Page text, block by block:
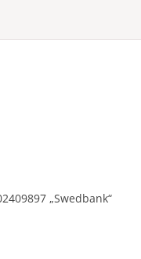
„Swedbank“